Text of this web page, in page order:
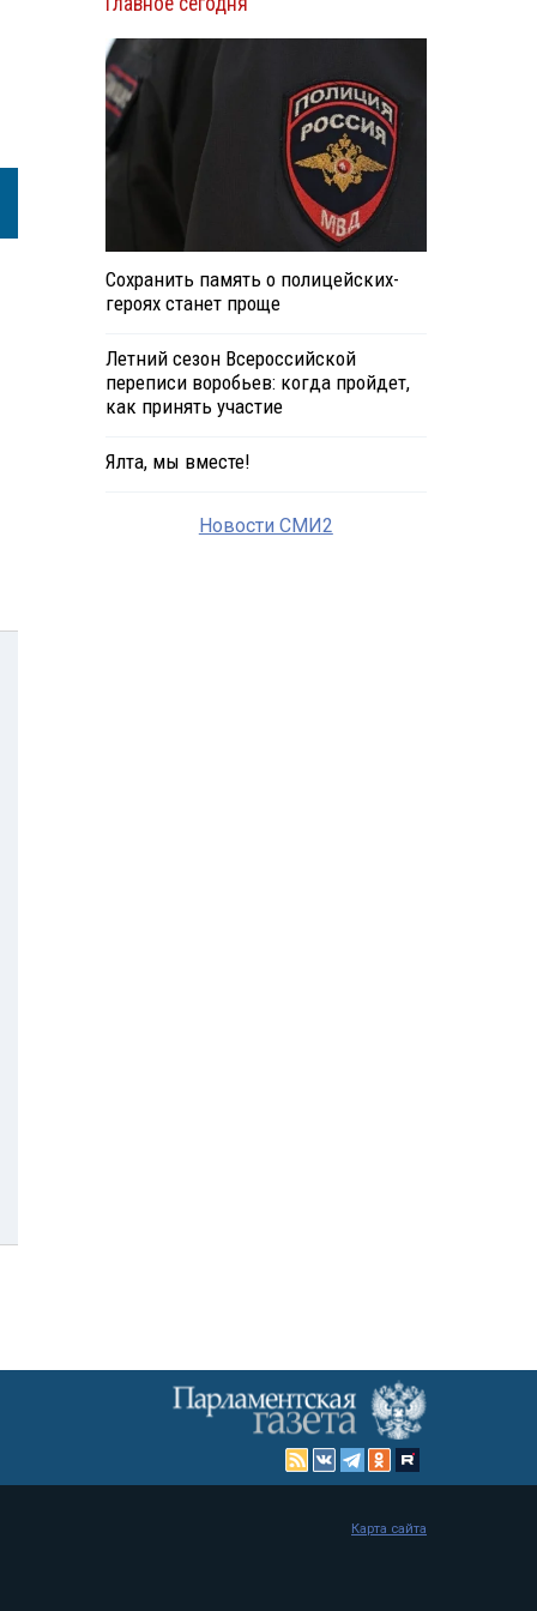
Сохранить память о полицейских-
героях станет проще
Летний сезон Всероссийской
переписи воробьев: когда пройдет,
как принять участие
Ялта, мы вместе!
Новости СМИ2
Карта сайта